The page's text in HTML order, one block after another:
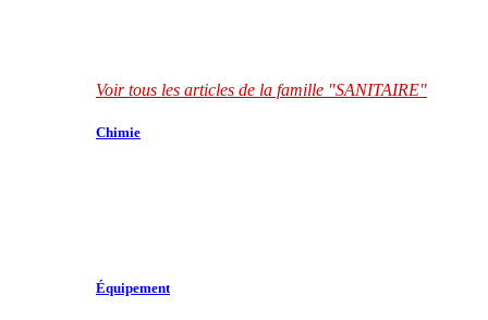
Voir tous les articles de la famille "SANITAIRE"
Chimie
Équipement